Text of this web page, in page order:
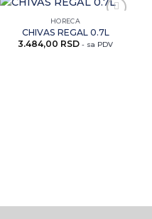
ovaj
artikal
HORECA
CHIVAS REGAL 0.7L
3.484,00 RSD - sa PDV